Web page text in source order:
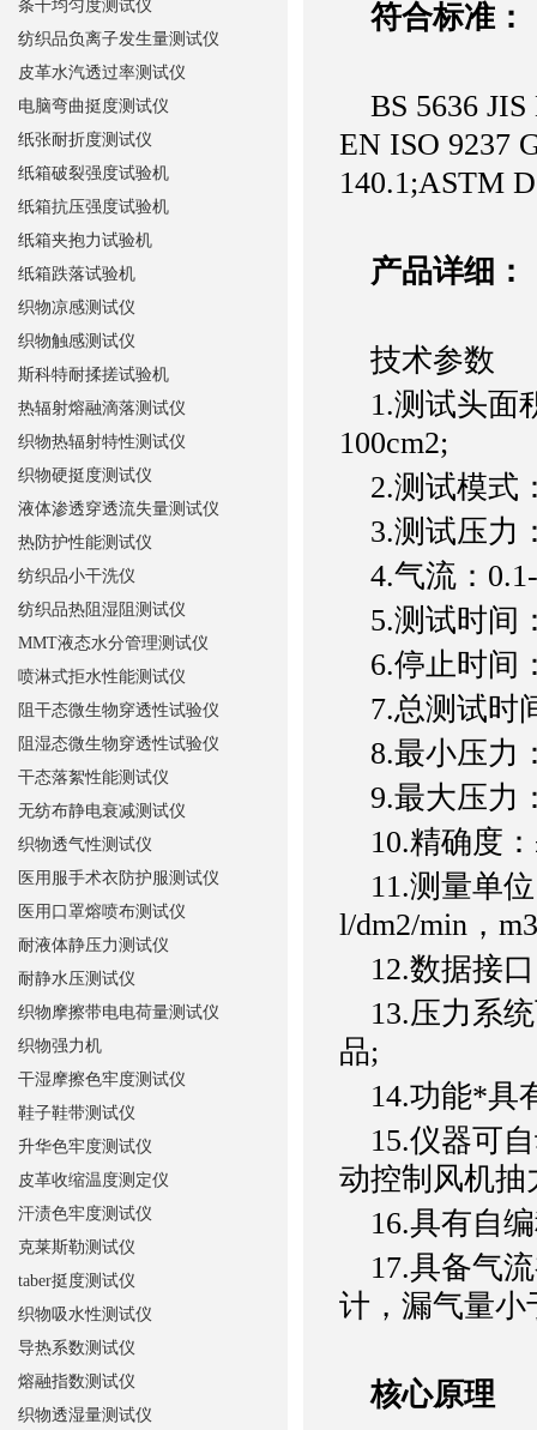
符合标准：
BS 5636 JIS
EN ISO 9237
140.1;ASTM
产品详细：
技术参数
1.测试头面
100cm2;
2.测试模式
3.测试压力
4.气流：0.1-
5.测试时间
6.停止时间
7.总测试时
8.最小压力
9.最大压力
10.精确度：
11.测量单位
l/dm2/min，
12.数据接口
13.压力系统
品;
14.功能*具
15.仪器可自
动控制风机抽
16.具有自编
17.具备气流
计，漏气量小
核心原理
条干均匀度测试仪
纺织品负离子发生量测试仪
皮革水汽透过率测试仪
电脑弯曲挺度测试仪
纸张耐折度测试仪
纸箱破裂强度试验机
纸箱抗压强度试验机
纸箱夹抱力试验机
纸箱跌落试验机
织物凉感测试仪
织物触感测试仪
斯科特耐揉搓试验机
热辐射熔融滴落测试仪
织物热辐射特性测试仪
织物硬挺度测试仪
液体渗透穿透流失量测试仪
热防护性能测试仪
纺织品小干洗仪
纺织品热阻湿阻测试仪
MMT液态水分管理测试仪
喷淋式拒水性能测试仪
阻干态微生物穿透性试验仪
阻湿态微生物穿透性试验仪
干态落絮性能测试仪
无纺布静电衰减测试仪
织物透气性测试仪
医用服手术衣防护服测试仪
医用口罩熔喷布测试仪
耐液体静压力测试仪
耐静水压测试仪
织物摩擦带电电荷量测试仪
织物强力机
干湿摩擦色牢度测试仪
鞋子鞋带测试仪
升华色牢度测试仪
皮革收缩温度测定仪
汗渍色牢度测试仪
克莱斯勒测试仪
taber挺度测试仪
织物吸水性测试仪
导热系数测试仪
熔融指数测试仪
织物透湿量测试仪